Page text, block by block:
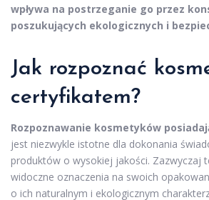
wpływa na postrzeganie go przez
poszukujących ekologicznych i
Jak rozpoznać
certyfikatem?
Rozpoznawanie kosmetyków
jest niezwykle istotne dla dokonania
produktów o wysokiej jakości. Zazwyczaj
widoczne oznaczenia na swoich
o ich naturalnym i ekologicznym